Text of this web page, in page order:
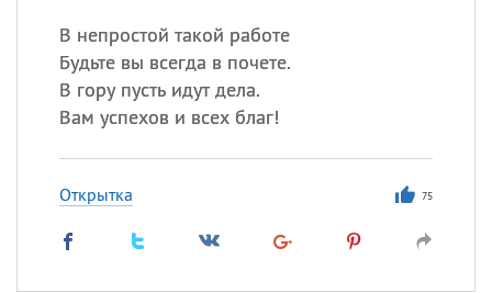
В непростой такой работе
Будьте вы всегда в почете.
В гору пусть идут дела.
Вам успехов и всех благ!
Открытка 75